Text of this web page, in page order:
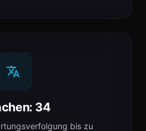
34
bis zu